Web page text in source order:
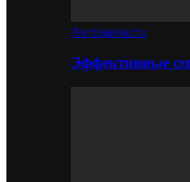
Автозапчасти
Эффективные